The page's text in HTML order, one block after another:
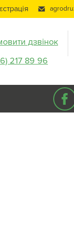
дзвінок
217 89 96